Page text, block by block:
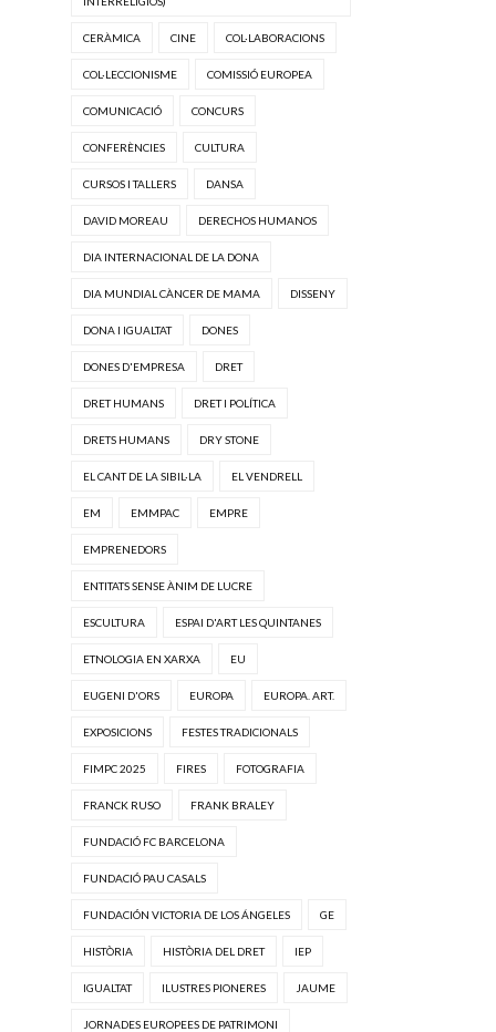
CERÀMICA CINE COL·LABORACIONS
COL·LECCIONISME COMISSIÓ EUROPEA
COMUNICACIÓ CONCURS
CONFERÈNCIES CULTURA
CURSOS I TALLERS DANSA
DAVID MOREAU DERECHOS HUMANOS
DIA INTERNACIONAL DE LA DONA
DIA MUNDIAL CÀNCER DE MAMA DISSENY
DONA I IGUALTAT DONES
DONES D'EMPRESA DRET
DRET HUMANS DRET I POLÍTICA
DRETS HUMANS DRY STONE
EL CANT DE LA SIBIL·LA EL VENDRELL
EM EMMPAC EMPRE
EMPRENEDORS
ENTITATS SENSE ÀNIM DE LUCRE
ESCULTURA ESPAI D'ART LES QUINTANES
ETNOLOGIA EN XARXA EU
EUGENI D'ORS EUROPA EUROPA. ART.
EXPOSICIONS FESTES TRADICIONALS
FIMPC 2025 FIRES FOTOGRAFIA
FRANCK RUSO FRANK BRALEY
FUNDACIÓ FC BARCELONA
FUNDACIÓ PAU CASALS
FUNDACIÓN VICTORIA DE LOS ÁNGELES GE
HISTÒRIA HISTÒRIA DEL DRET IEP
IGUALTAT ILUSTRES PIONERES JAUME
JORNADES EUROPEES DE PATRIMONI